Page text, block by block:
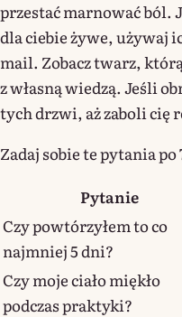
przestać marnować ból.
dla ciebie żywe, używaj
mail. Zobacz twarz,
z własną wiedzą. Jeśli
tych drzwi, aż zaboli cię
Zadaj sobie te pytania
Pytanie
Czy powtórzyłem to co
najmniej 5 dni?
Czy moje ciało miękło
podczas praktyki?